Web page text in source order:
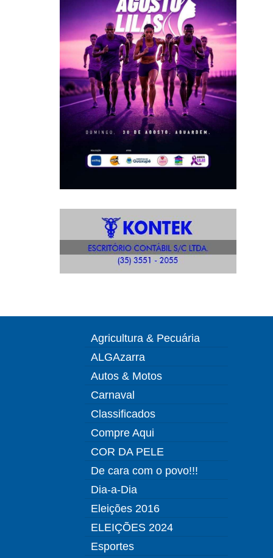
Agricultura & Pecuária
ALGAzarra
Autos & Motos
Carnaval
Classificados
Compre Aqui
COR DA PELE
De cara com o povo!!!
Dia-a-Dia
Eleições 2016
ELEIÇÕES 2024
Esportes